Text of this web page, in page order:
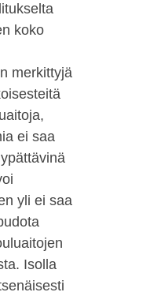
koko
merkittyjä
ei saa
yli ei saa
Isolla